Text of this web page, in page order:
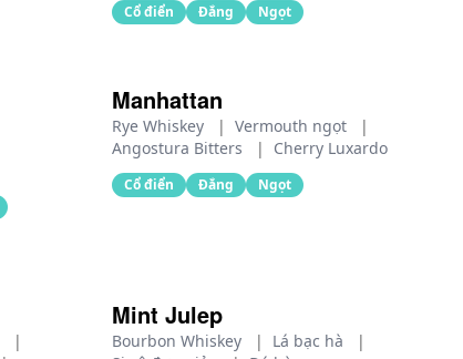
Cổ điển Đắng Ngọt
Manhattan
Rye Whiskey | Vermouth ngọt
|
Angostura Bitters
| Cherry Luxardo
Cổ điển Đắng Ngọt
|
Mint Julep
Bourbon Whiskey | Lá bạc hà
|